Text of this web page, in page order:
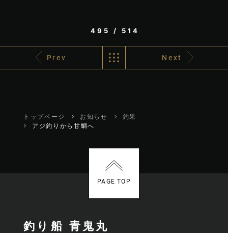
495 / 514
Prev Next
トップページ お知らせ
釣果
アジ釣りから甘鯛へ
PAGE TOP
釣り船 青鬼丸